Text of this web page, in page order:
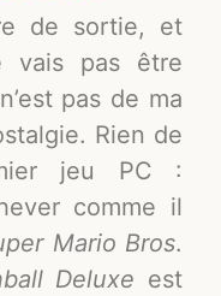
de sortie, et
vais pas être
pas de ma
Rien de
jeu PC :
comme il
Mario Bros.
Deluxe est